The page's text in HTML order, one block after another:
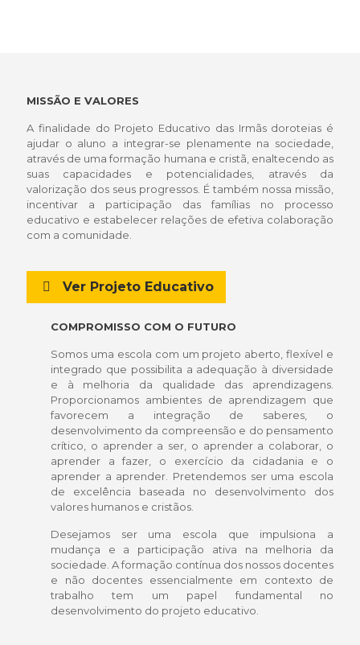
MISSÃO E VALORES
A finalidade do Projeto Educativo das Irmãs doroteias é
ajudar o aluno a integrar-se plenamente na sociedade,
através de uma formação humana e cristã, enaltecendo as
suas capacidades e potencialidades, através da
valorização dos seus progressos. É também nossa missão,
incentivar a participação das famílias no processo
educativo e estabelecer relações de efetiva colaboração
com a comunidade.
Ver Projeto Educativo
COMPROMISSO COM O FUTURO
Somos uma escola com um projeto aberto, flexível e
integrado que possibilita a adequação à diversidade
e à melhoria da qualidade das aprendizagens.
Proporcionamos ambientes de aprendizagem que
favorecem a integração de saberes, o
desenvolvimento da compreensão e do pensamento
crítico, o aprender a ser, o aprender a colaborar, o
aprender a fazer, o exercício da cidadania e o
aprender a aprender. Pretendemos ser uma escola
de excelência baseada no desenvolvimento dos
valores humanos e cristãos.
Desejamos ser uma escola que impulsiona a
mudança e a participação ativa na melhoria da
sociedade. A formação contínua dos nossos docentes
e não docentes essencialmente em contexto de
trabalho tem um papel fundamental no
desenvolvimento do projeto educativo.